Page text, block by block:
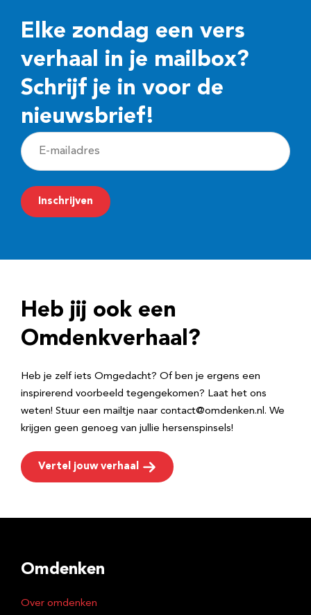
Elke zondag een vers
verhaal in je mailbox?
Schrijf je in voor de
nieuwsbrief!
E
-
m
a
r
e
Inschrijven
Heb jij ook een
Omdenkverhaal?
Heb je zelf iets Omgedacht? Of ben je ergens een
inspirerend voorbeeld tegengekomen? Laat het ons
weten! Stuur een mailtje naar contact@omdenken.nl. We
krijgen geen genoeg van jullie hersenspinsels!
Vertel jouw verhaal
Omdenken
Over omdenken